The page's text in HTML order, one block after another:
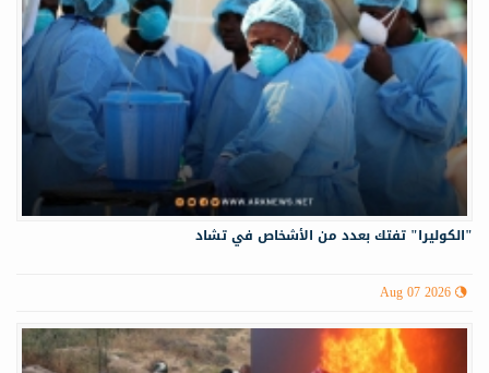
"الكوليرا" تفتك بعدد من الأشخاص في تشاد
Aug 07 2026